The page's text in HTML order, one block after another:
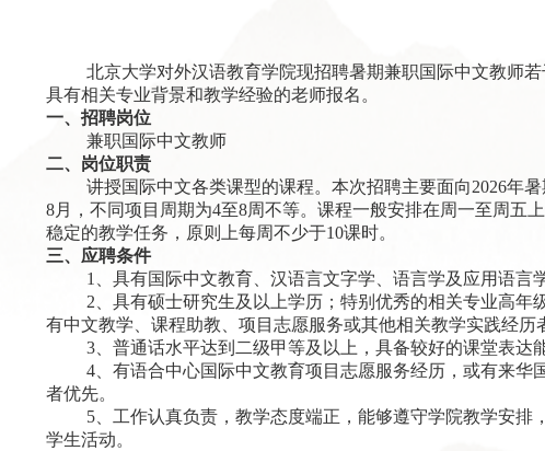
北京大学对外汉语教育学院现招聘暑期兼职国际中文教师
具有相关专业背景和教学经验的老师报名。
一、招聘岗位
兼职国际中文教师
二、岗位职责
讲授国际中文各类课型的课程。本次招聘主要面向2026年
8月，不同项目周期为4至8周不等。课程一般安排在周一至周五
稳定的教学任务，原则上每周不少于10课时。
三、应聘条件
1、具有国际中文教育、汉语言文字学、语言学及应用语言
2、具有硕士研究生及以上学历；特别优秀的相关专业高年
有中文教学、课程助教、项目志愿服务或其他相关教学实践经历
3、普通话水平达到二级甲等及以上，具备较好的课堂表达
4、有语合中心国际中文教育项目志愿服务经历，或有来华
者优先。
5、工作认真负责，教学态度端正，能够遵守学院教学安排
学生活动。